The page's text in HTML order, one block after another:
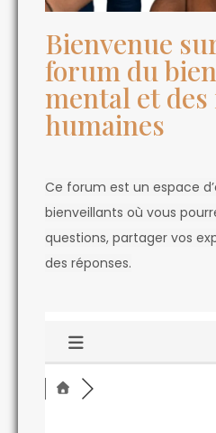
Bienvenue
forum du
mental et
humaines
Ce forum est un espace
bienveillants où vous
questions, partager vos
des réponses.